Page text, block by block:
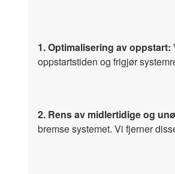
1. Optimalisering av oppstart:
oppstartstiden og frigjør
2. Rens av midlertidige og
bremse systemet. Vi fjerner